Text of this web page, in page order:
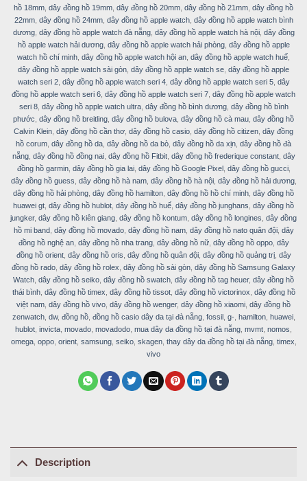
hồ 18mm dây đồng hồ 19mm dây đồng hồ 20mm dây đồng hồ 21mm dây đồng hồ
22mm, dây đồng hồ 24mm, dây đồng hồ apple watch, dây đồng hồ apple watch bình
dương, dây đồng hồ apple watch đà nẵng, dây đồng hồ apple watch hà nội, dây đồng
hồ apple watch hải dương, dây đồng hồ apple watch hải phòng, dây đồng hồ apple
watch hồ chí minh dây đồng hồ apple watch hội an dây đồng hồ apple watch huế
dây đồng hồ apple watch sài gòn dây đồng hồ apple watch se dây đồng hồ apple
watch seri 2, dây đồng hồ apple watch seri 4, dây đồng hồ apple watch seri 5, dây
đồng hồ apple watch seri 6 dây đồng hồ apple watch seri 7 dây đồng hồ apple watch
seri 8, dây đồng hồ apple watch ultra, dây đồng hồ bình dương, dây đồng hồ bình
phước dây đồng hồ breitling dây đồng hồ bulova dây đồng hồ cà mau dây đồng hồ
Calvin Klein dây đồng hồ cần thơ dây đồng hồ casio dây đồng hồ citizen dây đồng
hồ corum dây đồng hồ da dây đồng hồ da bò dây đồng hồ da xịn dây đồng hồ đà
nẵng, dây đồng hồ đồng nai, dây đồng hồ Fitbit, dây đồng hồ frederique constant, dây
đồng hồ garmin, dây đồng hồ gia lai, dây đồng hồ Google Pixel, dây đồng hồ gucci,
dây đồng hồ guess dây đồng hồ hà nam, dây đồng hồ hà nội, dây đồng hồ hải dương,
dây đồng hồ hải phòng dây đồng hồ hamilton dây đồng hồ hồ chí minh dây đồng hồ
huawei gt dây đồng hồ hublot dây đồng hồ huế dây đồng hồ junghans dây đồng hồ
jungker, dây đồng hồ kiên giang dây đồng hồ kontum dây đồng hồ longines dây đồng
hồ mi band, dây đồng hồ movado, dây đồng hồ nam, dây đồng hồ nato quân đội, dây
đồng hồ nghệ an, dây đồng hồ nha trang, dây đồng hồ nữ, dây đồng hồ oppo, dây
đồng hồ orient, dây đồng hồ oris dây đồng hồ quân đội, dây đồng hồ quảng trị, dây
đồng hồ rado dây đồng hồ rolex dây đồng hồ sài gòn dây đồng hồ Samsung Galaxy
Watch dây đồng hồ seiko dây đồng hồ swatch dây đồng hồ tag heuer, dây đồng hồ
thái bình, dây đồng hồ timex dây đồng hồ tissot, dây đồng hồ victorinox dây đồng hồ
việt nam dây đồng hồ vivo dây đồng hồ wenger, dây đồng hồ xiaomi dây đồng hồ
zenwatch, dw, đồng hồ, đồng hồ casio dây da tại đà nẵng, fossil, g-, hamilton, huawei,
hublot invicta movado movadodo mua dây da đồng hồ tại đà nẵng mvmt nomos
omega, oppo, orient, samsung, seiko, skagen, thay dây da đồng hồ tại đà nẵng, timex
vivo
Description